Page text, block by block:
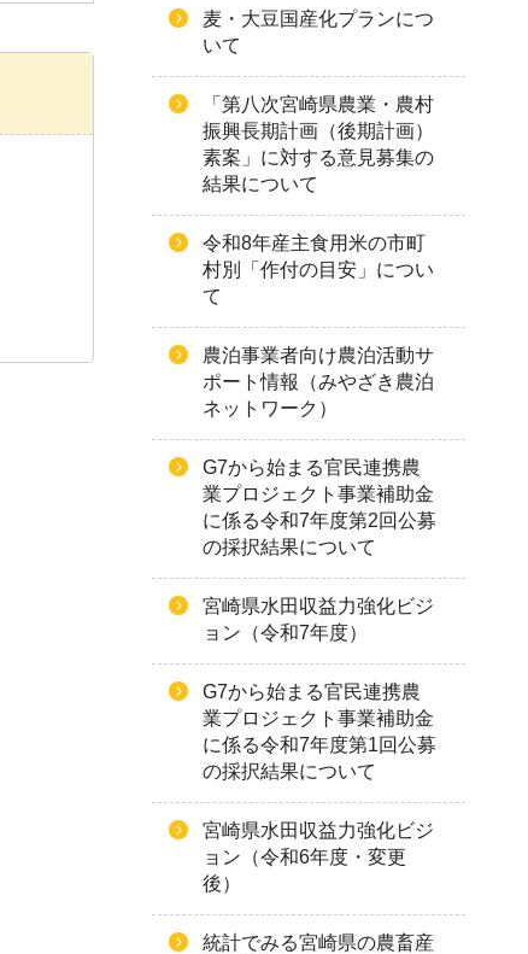
麦・大豆国産化プランにつ
いて
「第八次宮崎県農業・農村
振興長期計画（後期計画）
素案」に対する意見募集の
結果について
令和8年産主食用米の市町
村別「作付の目安」につい
て
農泊事業者向け農泊活動サ
ポート情報（みやざき農泊
ネットワーク）
G7から始まる官民連携農
業プロジェクト事業補助金
に係る令和7年度第2回公募
の採択結果について
宮崎県水田収益力強化ビジ
ョン（令和7年度）
G7から始まる官民連携農
業プロジェクト事業補助金
に係る令和7年度第1回公募
の採択結果について
宮崎県水田収益力強化ビジ
ョン（令和6年度・変更
後）
統計でみる宮崎県の農畜産